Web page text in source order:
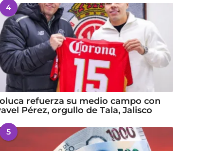
4
refuerza su medio campo con
Pérez, orgullo de Tala, Jalisco
5